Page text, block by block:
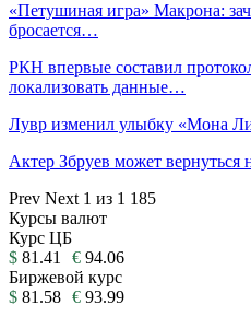
«Петушиная игра» Макрона:
бросается…
РКН впервые составил
локализовать данные…
Лувр изменил улыбку «Мона
Актер Збруев может вернуться
Prev Next 1 из 1 185
Курсы валют
Курс ЦБ
$ 81.41 € 94.06
Биржевой курс
$ 81.58 € 93.99